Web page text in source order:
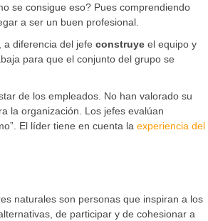
se consigue eso? Pues comprendiendo
a ser un buen profesional.
diferencia del jefe construye el equipo y
para que el conjunto del grupo se
de los empleados. No han valorado su
la organización. Los jefes evalúan
El líder tiene en cuenta la experiencia del
naturales son personas que inspiran a los
de participar y de cohesionar a